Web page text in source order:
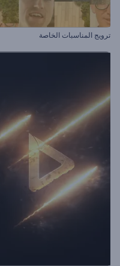
ترويج المناسبات الخاصة